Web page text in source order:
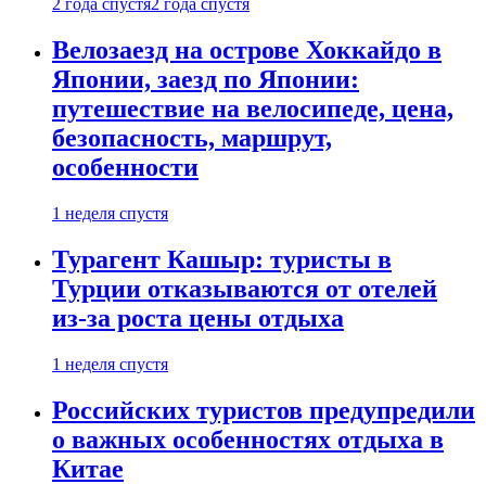
2 года спустя2 года спустя
Велозаезд на острове Хоккайдо в
Японии, заезд по Японии:
путешествие на велосипеде, цена,
безопасность, маршрут,
особенности
1 неделя спустя
Турагент Кашыр: туристы в
Турции отказываются от отелей
из-за роста цены отдыха
1 неделя спустя
Российских туристов предупредили
о важных особенностях отдыха в
Китае